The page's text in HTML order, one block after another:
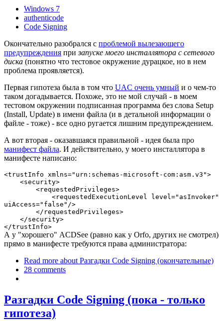
Windows 7
authenticode
Code Signing
Окончательно разобрался с проблемой вылезающего
предупреждения призапуске моего инсталлятора с сетевого
диска (понятно что тестовое окружение дурацкое, но в нем
проблема проявляется).
Первая гипотеза была в том что UAC oчень умный и о чем-то
таком догадывается. Похоже, это не мой случай - в моем
тестовом окружении подписанная программа без слова Setup
(Install, Update) в имени файла (и в детальной информации о
файле - тоже) - все одно ругается лишним предупреждением.
А вот вторая - оказавшаяся правильной - идея была про
манифест файла. И действительно, у моего инсталлятора в
манифесте написано:
<trustInfo xmlns="urn:schemas-microsoft-com:asm.v3">
<security>
<requestedPrivileges>
<requestedExecutionLevel level="asInvoker"
uiAccess="false"/>
</requestedPrivileges>
</security>
</trustInfo>
А у "хорошего" ACDSee (равно как у Orfo, других не смотрел)
прямо в манифесте требуются права администратора:
Read more about Разгадки Code Signing (окончательные)
28 comments
Разгадки Code Signing (пока - только
гипотеза)